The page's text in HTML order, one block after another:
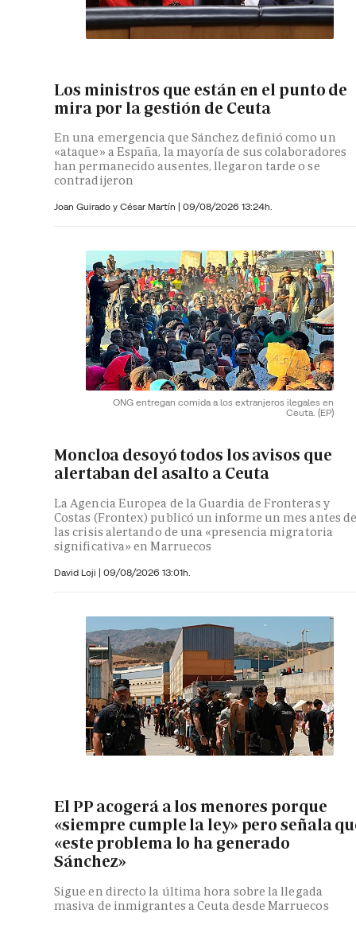
Los ministros que están en el punto de
mira por la gestión de Ceuta
En una emergencia que Sánchez definió como un
«ataque» a España, la mayoría de sus colaboradores
han permanecido ausentes, llegaron tarde o se
contradijeron
Joan Guirado y César Martín | 09/08/2026 13:24h.
ONG entregan comida a los extranjeros ilegales en
Ceuta. (EP)
Moncloa desoyó todos los avisos que
alertaban del asalto a Ceuta
La Agencia Europea de la Guardia de Fronteras y
Costas (Frontex) publicó un informe un mes antes
las crisis alertando de una «presencia migratoria
significativa» en Marruecos
David Loji | 09/08/2026 13:01h.
El PP acogerá a los menores porque
«siempre cumple la ley» pero señala
«este problema lo ha generado
Sánchez»
Sigue en directo la última hora sobre la llegada
masiva de inmigrantes a Ceuta desde Marruecos